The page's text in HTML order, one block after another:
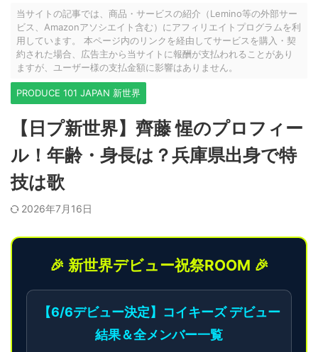
当サイトの記事では、商品・サービスの紹介（Lemino等の外部サー
ビス、Amazonアソシエイト含む）にアフィリエイトプログラムを利
用しています。 本ページ内のリンクを経由してサービスを購入・契
約された場合、広告主から当サイトに報酬が支払われることがあり
ますが、ユーザー様の支払金額に影響はありません。
PRODUCE 101 JAPAN 新世界
【日プ新世界】齊藤 惺のプロフィー
ル！年齢・身長は？兵庫県出身で特
技は歌
2026年7月16日
🎉 新世界デビュー祝祭ROOM 🎉
【6/6デビュー決定】コイキーズ デビュー
結果＆全メンバー一覧